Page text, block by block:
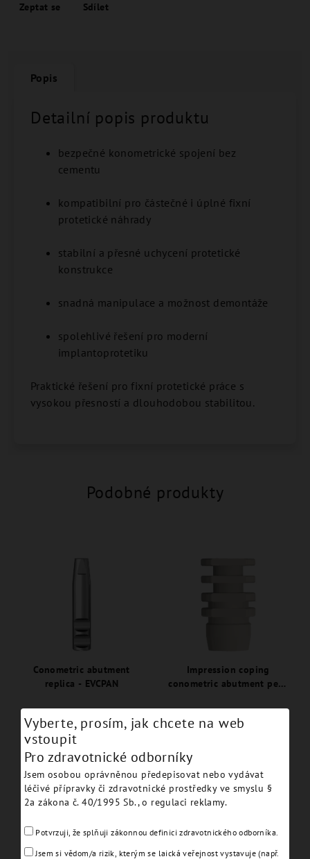
Zeptat se Sdílet
Popis
Detailní popis produktu
bezpečné konometrické spojení bez
cementu
kompatibilní pro částečné i úplné fixní
protetické náhrady
stabilní a přesné uchycení protetické
konstrukce
snadná manipulace a možnost demontáže
spolehlivé řešení pro moderní
implantoprotetiku
Praktické řešení pro fixní protetické práce s
vysokou přesností a dlouhodobou stabilitou.
Podobné produkty
Conometric abutment
replica - EVCPAN
Detail
Impression coping
conometric abutment peek
Detail
Vyberte, prosím, jak chcete na web
vstoupit
Pro zdravotnické odborníky
Jsem osobou oprávněnou předepisovat nebo vydávat
léčivé přípravky či zdravotnické prostředky ve smyslu §
2a zákona č. 40/1995 Sb., o regulaci reklamy.
Potvrzuji, že splňuji zákonnou definici zdravotnického odborníka.
Jsem si vědom/a rizik, kterým se laická veřejnost vystavuje (např.